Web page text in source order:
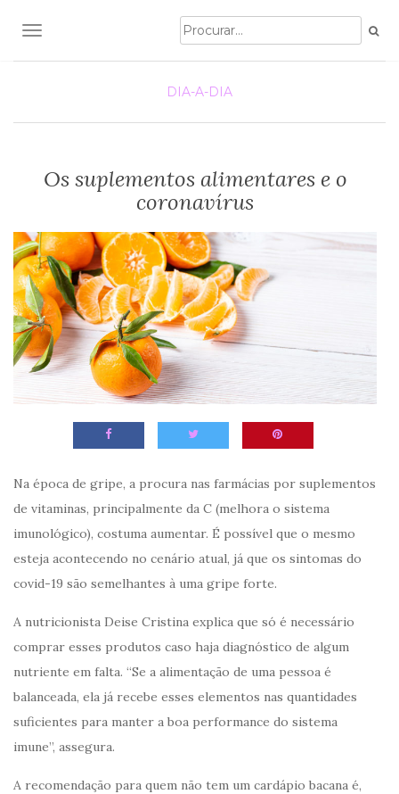
TOGGLE NAVIGATION
DIA-A-DIA
Os suplementos alimentares e o
coronavírus
Na época de gripe, a procura nas farmácias por suplementos
de vitaminas, principalmente da C (melhora o sistema
imunológico), costuma aumentar. É possível que o mesmo
esteja acontecendo no cenário atual, já que os sintomas do
covid-19 são semelhantes à uma gripe forte.
A nutricionista Deise Cristina explica que só é necessário
comprar esses produtos caso haja diagnóstico de algum
nutriente em falta. “Se a alimentação de uma pessoa é
balanceada, ela já recebe esses elementos nas quantidades
suficientes para manter a boa performance do sistema
imune”, assegura.
A recomendação para quem não tem um cardápio bacana é,